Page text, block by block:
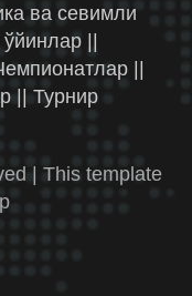
ва севимли
||
||
|| Турнир
| This template